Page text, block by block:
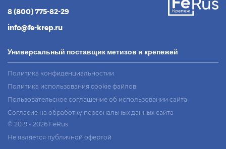
8 (800) 775-82-29
info@fe-krep.ru
Универсальный поставщик метизов и крепежей
Политика конфиденциальностии
Политика использования cookie файлов
Пользовательское соглашение об использовании сайта
Согласие на обработку персональных данных сайта
© 2019 - 2026 FeRus
Не является публичной офертой